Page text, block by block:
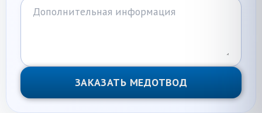
ЗАКАЗАТЬ МЕДОТВОД